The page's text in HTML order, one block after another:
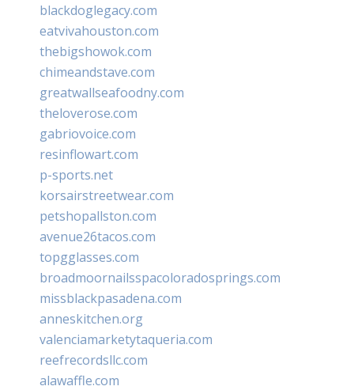
blackdoglegacy.com
eatvivahouston.com
thebigshowok.com
chimeandstave.com
greatwallseafoodny.com
theloverose.com
gabriovoice.com
resinflowart.com
p-sports.net
korsairstreetwear.com
petshopallston.com
avenue26tacos.com
topgglasses.com
broadmoornailsspacoloradosprings.com
missblackpasadena.com
anneskitchen.org
valenciamarketytaqueria.com
reefrecordsllc.com
alawaffle.com